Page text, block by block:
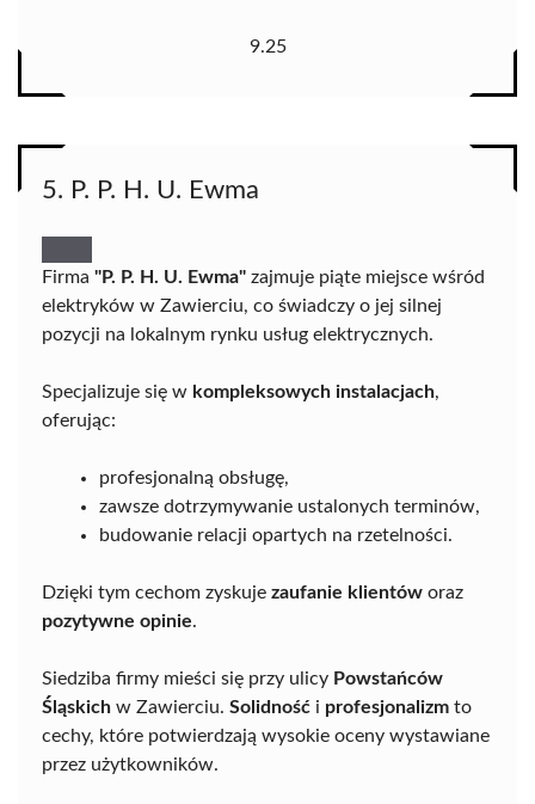
9.25
5. P. P. H. U. Ewma
Firma "P. P. H. U. Ewma" zajmuje piąte miejsce wśród
elektryków w Zawierciu, co świadczy o jej silnej
pozycji na lokalnym rynku usług elektrycznych.
Specjalizuje się w kompleksowych instalacjach,
oferując:
profesjonalną obsługę,
zawsze dotrzymywanie ustalonych terminów,
budowanie relacji opartych na rzetelności.
Dzięki tym cechom zyskuje zaufanie klientów oraz
pozytywne opinie.
Siedziba firmy mieści się przy ulicy Powstańców
Śląskich w Zawierciu. Solidność i profesjonalizm to
cechy, które potwierdzają wysokie oceny wystawiane
przez użytkowników.